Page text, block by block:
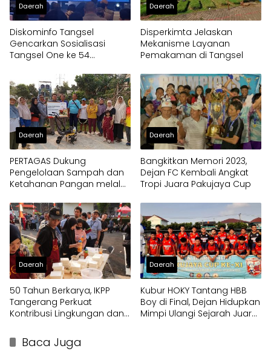
Daerah
Diskominfo Tangsel
Gencarkan Sosialisasi
Tangsel One ke 54
Daerah
Disperkimta Jelaskan
Mekanisme Layanan
Pemakaman di Tangsel
Daerah
PERTAGAS Dukung
Pengelolaan Sampah dan
Ketahanan Pangan melalui
Daerah
Bangkitkan Memori 2023,
Dejan FC Kembali Angkat
Tropi Juara Pakujaya Cup
Daerah
50 Tahun Berkarya, IKPP
Tangerang Perkuat
Kontribusi Lingkungan dan
Penghargaan Berkelanjutan
Daerah
Kubur HOKY Tantang HBB
Boy di Final, Dejan Hidupkan
Mimpi Ulangi Sejarah Juara
Baca Juga